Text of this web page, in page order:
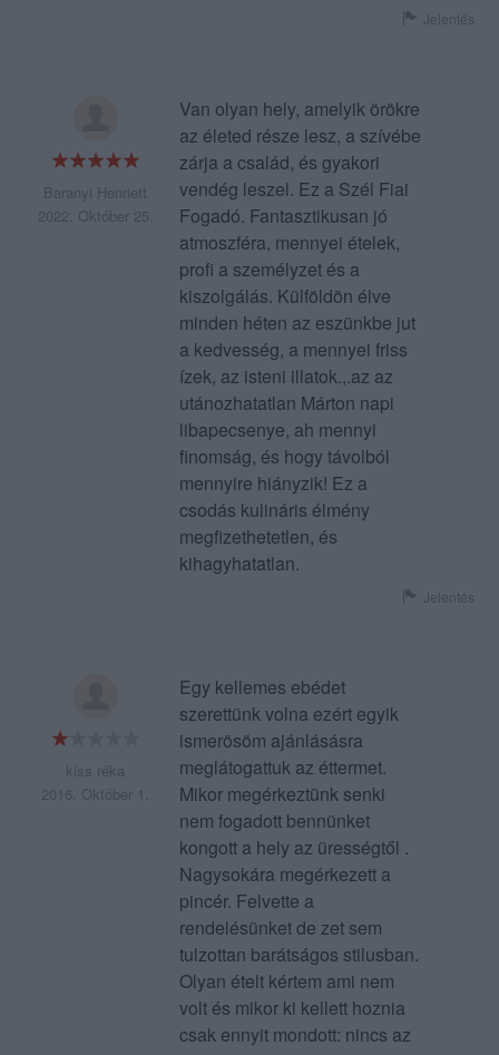
Jelentés
Baranyi Henriett
2022. Október 25.
Van olyan hely, amelyik örökre
az életed része lesz, a szívébe
zárja a család, és gyakori
vendég leszel. Ez a Szél Fiai
Fogadó. Fantasztikusan jó
atmoszféra, mennyei ételek,
profi a személyzet és a
kiszolgálás. Külföldön élve
minden héten az eszünkbe jut
a kedvesség, a mennyei friss
ízek, az isteni illatok.,.az az
utánozhatatlan Márton napi
libapecsenye, ah mennyi
finomság, és hogy távolból
mennyire hiányzik! Ez a
csodás kulináris élmény
megfizethetetlen, és
kihagyhatatlan.
Jelentés
kiss réka
2016. Október 1.
Egy kellemes ebédet
szerettünk volna ezért egyik
ismerösöm ajánlásásra
meglátogattuk az éttermet.
Mikor megérkeztünk senki
nem fogadott bennünket
kongott a hely az ürességtől .
Nagysokára megérkezett a
pincér. Felvette a
rendelésünket de zet sem
tulzottan barátságos stilusban.
Olyan ételt kértem ami nem
volt és mikor ki kellett hoznia
csak ennyit mondott: nincs az